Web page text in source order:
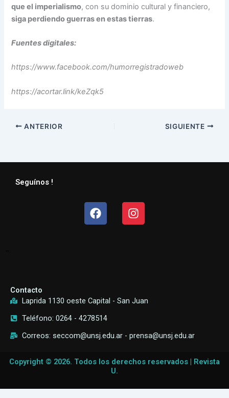
que el imperialismo, con su dominio cultural y financiero,
siga perdiendo guerras en estas tierras.
Fuentes digitales:
https://www.facebook.com/humorregistradoweb
https://acortar.link/keZqk5
ANTERIOR SIGUIENTE
Seguínos !
Contacto
Laprida 1130 oeste Capital - San Juan
Teléfono: 0264 - 4278514
Correos: seccom@unsj.edu.ar - prensa@unsj.edu.ar
Copyright © 2026. Todos los derechos reservados | Revista
U.